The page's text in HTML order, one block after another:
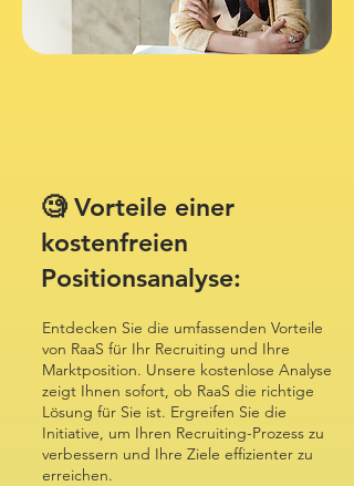
🧐 Vorteile einer
kostenfreien
Positionsanalyse:
Entdecken Sie die umfassenden Vorteile
von RaaS für Ihr Recruiting und Ihre
Marktposition. Unsere kostenlose Analyse
zeigt Ihnen sofort, ob RaaS die richtige
Lösung für Sie ist. Ergreifen Sie die
Initiative, um Ihren Recruiting-Prozess zu
verbessern und Ihre Ziele effizienter zu
erreichen.